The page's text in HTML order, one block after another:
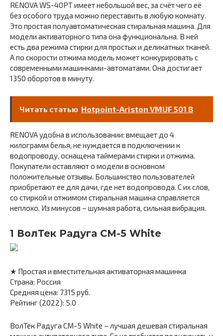
RENOVA WS-40PT имеет небольшой вес, за счёт чего её
без особого труда можно переставить в любую комнату.
Это простая полуавтоматическая стиральная машина. Для
модели активаторного типа она функциональна. В ней
есть два режима стирки для простых и деликатных тканей.
А по скорости отжима модель может конкурировать с
современными машинками-автоматами. Она достигает
1350 оборотов в минуту.
Читать статью Hotpoint-Ariston VMUF 501 B
RENOVA удобна в использовании: вмещает до 4
килограмм белья, не нуждается в подключении к
водопроводу, оснащена таймерами стирки и отжима.
Покупатели оставляют о модели в основном
положительные отзывы. Большинство пользователей
приобретают ее для дачи, где нет водопровода. С их слов,
со стиркой и отжимом стиральная машина справляется
неплохо. Из минусов – шумная работа, сильная вибрация.
1 ВолТек Радуга СМ-5 White
★ Простая и вместительная активаторная машинка
Страна: Россия
Средняя цена: 7315 руб.
Рейтинг (2022): 5.0
ВолТек Радуга СМ-5 White – лучшая дешевая стиральная